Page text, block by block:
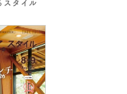
スタイル